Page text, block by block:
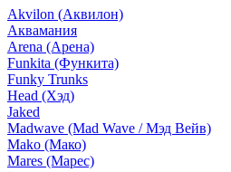
Akvilon (Аквилон)
Аквамания
Arena (Арена)
Funkita (Функита)
Funky Trunks
Head (Хэд)
Jaked
Madwave (Mad Wave / Мэд Вейв)
Mako (Мако)
Mares (Марес)